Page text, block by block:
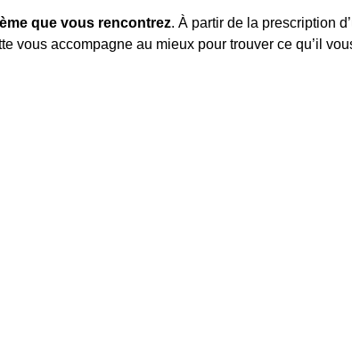
que vous rencontrez. À partir de la prescription
vous accompagne au mieux pour trouver ce qu’il